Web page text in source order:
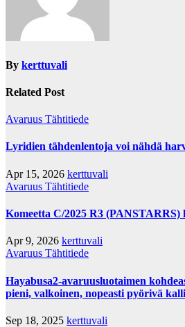
By kerttuvali
Related Post
Avaruus Tähtitiede
Lyridien tähdenlentoja voi nähdä
Apr 15, 2026 kerttuvali
Avaruus Tähtitiede
Komeetta C/2025 R3
Apr 9, 2026 kerttuvali
Avaruus Tähtitiede
Hayabusa2-avaruusluotaimen
pieni, valkoinen, nopeasti pyörivä
Sep 18, 2025 kerttuvali